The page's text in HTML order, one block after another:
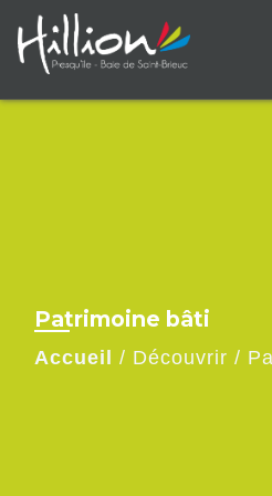
Patrimoine bâti
Accueil / Découvrir /